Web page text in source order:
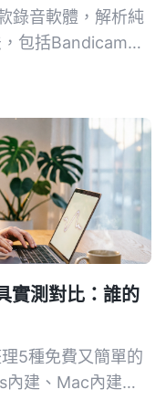
錄音軟體，解析純
包括Bandicam、
實測對比：誰的
5種免費又簡單的
建、Mac內建，